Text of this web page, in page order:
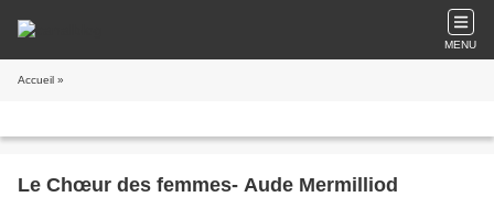
MENU
Accueil »
Le Chœur des femmes- Aude Mermilliod